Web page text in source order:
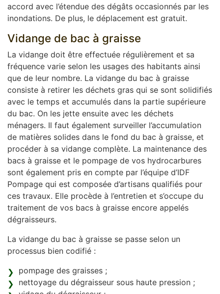
accord avec l’étendue des dégâts occasionnés par les
inondations. De plus, le déplacement est gratuit.
Vidange de bac à graisse
La vidange doit être effectuée régulièrement et sa
fréquence varie selon les usages des habitants ainsi
que de leur nombre. La vidange du bac à graisse
consiste à retirer les déchets gras qui se sont solidifiés
avec le temps et accumulés dans la partie supérieure
du bac. On les jette ensuite avec les déchets
ménagers. Il faut également surveiller l’accumulation
de matières solides dans le fond du bac à graisse, et
procéder à sa vidange complète. La maintenance des
bacs à graisse et le pompage de vos hydrocarbures
sont également pris en compte par l’équipe d’IDF
Pompage qui est composée d’artisans qualifiés pour
ces travaux. Elle procède à l’entretien et s’occupe du
traitement de vos bacs à graisse encore appelés
dégraisseurs.
La vidange du bac à graisse se passe selon un
processus bien codifié :
pompage des graisses ;
nettoyage du dégraisseur sous haute pression ;